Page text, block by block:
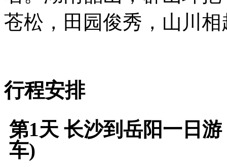
苍松，田园俊秀，山川
行程安排
第1天 长沙到岳阳一日
车)